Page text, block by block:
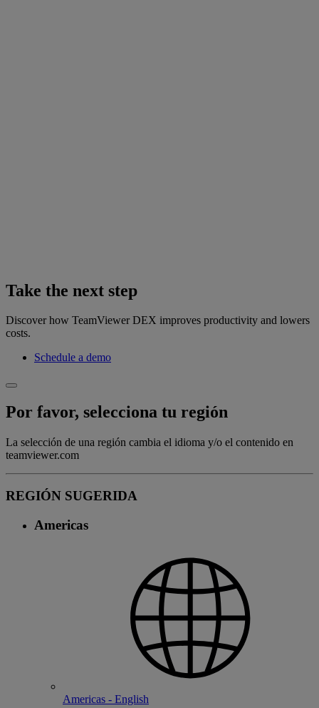
Take the next step
Discover how TeamViewer DEX improves productivity and lowers
costs.
Schedule a demo
Por favor, selecciona tu región
La selección de una región cambia el idioma y/o el contenido en
teamviewer.com
REGIÓN SUGERIDA
Americas
Americas - English